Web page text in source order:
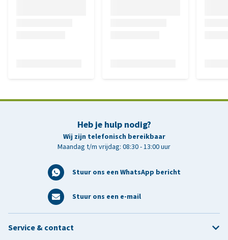
Heb je hulp nodig?
Wij zijn telefonisch bereikbaar
Maandag t/m vrijdag: 08:30 - 13:00 uur
Stuur ons een WhatsApp bericht
Stuur ons een e-mail
Service & contact